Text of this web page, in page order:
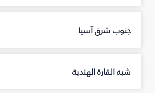
جنوب شرق آسيا
شبه القارة الهندية